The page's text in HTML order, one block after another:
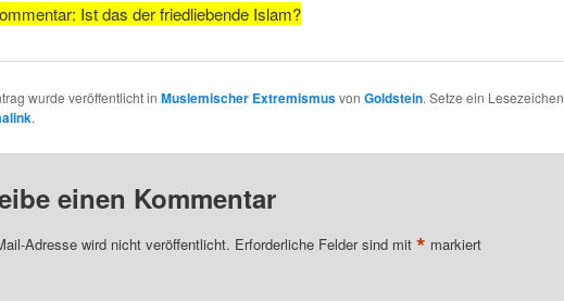
Ist das der friedliebende Islam?
wurde veröffentlicht in Muslemischer Extremismusvon Goldstein. Setze ein Lesezeichen
.
einen Kommentar
Adresse wird nicht veröffentlicht. Erforderliche Felder sind mit * markiert